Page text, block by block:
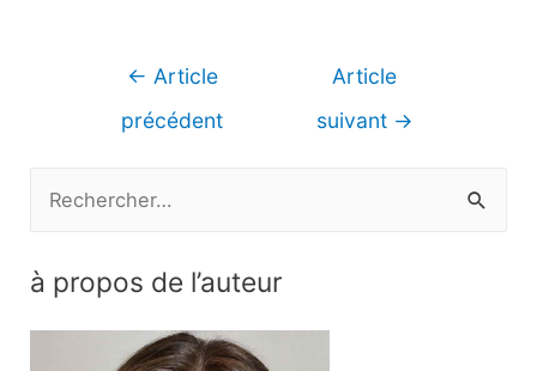
Navigation
← Article
précédent
Article
suivant →
h
à propos de l’auteur